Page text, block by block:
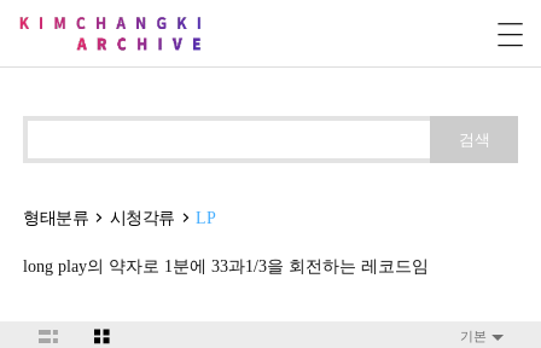
검색
형태분류 시청각류 LP
long play의 약자로 1분에 33과1/3을 회전하는 레코드임
기본